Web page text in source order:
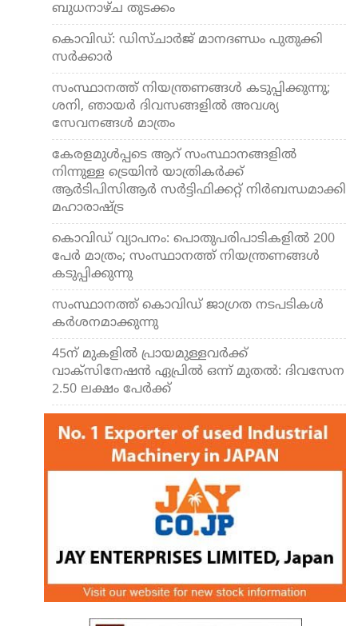
ബുധനാഴ്ച തുടക്കം
കൊവിഡ്: ഡിസ്ചാര്‍ജ് മാനദണ്ഡം പുതുക്കി
സര്‍ക്കാര്‍
സംസ്ഥാനത്ത് നിയന്ത്രണങ്ങള്‍ കടുപ്പിക്കുന്നു;
ശനി, ഞായര്‍ ദിവസങ്ങളില്‍ അവശ്യ
സേവനങ്ങള്‍ മാത്രം
കേരളമുള്‍പ്പടെ ആറ് സംസ്ഥാനങ്ങളില്‍
നിന്നുള്ള ട്രെയിന്‍ യാത്രികര്‍ക്ക്
ആര്‍ടിപിസിആര്‍ സര്‍ട്ടിഫിക്കറ്റ് നിര്‍ബന്ധമാക്കി
മഹാരാഷ്ട്ര
കൊവിഡ് വ്യാപനം: പൊതുപരിപാടികളില്‍ 200
പേര്‍ മാത്രം; സംസ്ഥാനത്ത് നിയന്ത്രണങ്ങള്‍
കടുപ്പിക്കുന്നു
സംസ്ഥാനത്ത് കൊവിഡ് ജാഗ്രത നടപടികള്‍
കര്‍ശനമാക്കുന്നു
45ന് മുകളില്‍ പ്രായമുള്ളവര്‍ക്ക്
വാക്‌സിനേഷന്‍ ഏപ്രില്‍ ഒന്ന് മുതല്‍: ദിവസേന
2.50 ലക്ഷം പേര്‍ക്ക്